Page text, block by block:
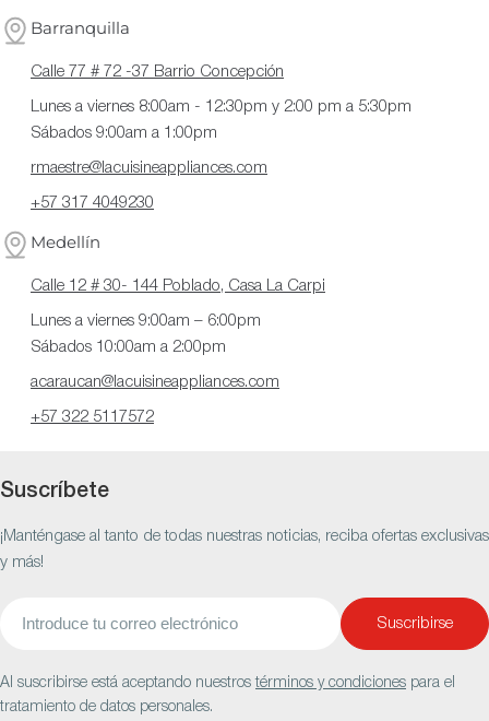
Barranquilla
Calle 77 # 72 -37 Barrio Concepción
Lunes a viernes 8:00am - 12:30pm y 2:00 pm a 5:30pm
Sábados 9:00am a 1:00pm
rmaestre@lacuisineappliances.com
+57 317 4049230
Medellín
Calle 12 # 30- 144 Poblado, Casa La Carpi
Lunes a viernes 9:00am – 6:00pm
Sábados 10:00am a 2:00pm
acaraucan@lacuisineappliances.com
+57 322 5117572
Suscríbete
¡Manténgase al tanto de todas nuestras noticias, reciba ofertas exclusivas
y más!
Suscribirse
Al suscribirse está aceptando nuestrostérminos y condiciones para el
tratamiento de datos personales.